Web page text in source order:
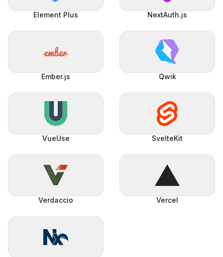
Element Plus NextAuth.js
Ember.js Qwik
VueUse SvelteKit
Verdaccio Vercel